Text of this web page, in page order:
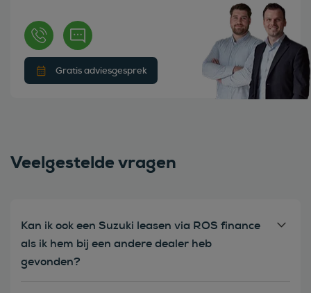
Gratis adviesgesprek
Veelgestelde vragen
Kan ik ook een Suzuki leasen via ROS finance
als ik hem bij een andere dealer heb
gevonden?